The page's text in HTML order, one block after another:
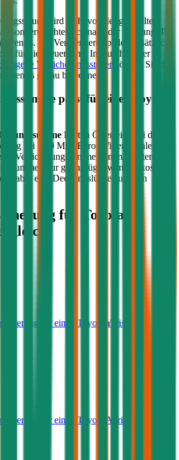
wird nicht von der gewählten
sondern richtet sich nach der Leistung (PS
Avensis. Bei Verbrennern spielen zusätzlich
für die Steuerhöhe. Im durchblicker
Versicherungssteuer
können Sie die
Avensis genau berechnen.
passt für einen
Toyota
liegt in Österreich bei der
bei 7,79 Mio. Euro. Wir empfehlen für
Versicherungssumme von mindestens 20
Summen nur geringfügig weniger kosten
aber eine Deckungslücke auftreten
für
Toyota
für einen Toyota Yaris?
für einen Toyota Auris?